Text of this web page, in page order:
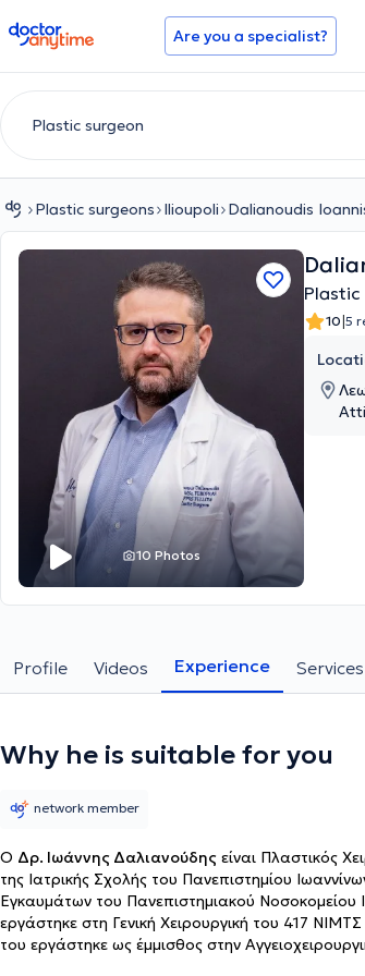
doctoranytime Are you a specialist?
Plastic surgeons Ilioupoli Dalianoudis
10 Photos
Plastic
10|5
Profile Videos Experience Services
Why he is suitable for you
Ο Δρ. Ιωάννης Δαλιανούδης είναι Πλαστικός
της Ιατρικής Σχολής του Πανεπιστημίου
Εγκαυμάτων του Πανεπιστημιακού
εργάστηκε στη Γενική Χειρουργική του 417
του εργάστηκε ως έμμισθος στην
network member